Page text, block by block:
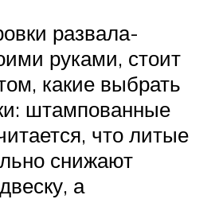
развала-
руками, стоит
какие выбрать
штампованные
что литые
снижают
а